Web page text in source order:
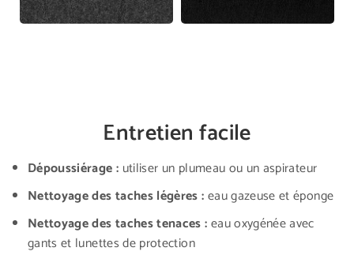
Entretien facile
Dépoussiérage : utiliser un plumeau ou un aspirateur
Nettoyage des taches légères :eau gazeuse et éponge
Nettoyage des taches tenaces :eau oxygénée avec
gants et lunettes de protection